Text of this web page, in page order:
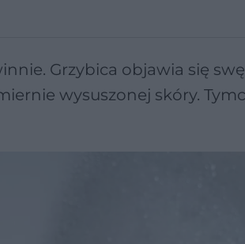
Grzybica objawia się
wysuszonej skóry.